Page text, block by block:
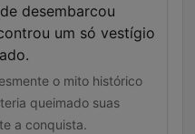
desembarcou
um só vestígio
o mito histórico
queimado suas
a conquista.